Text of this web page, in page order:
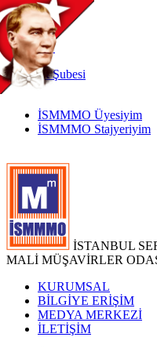
TR
|
EN
İnternetŞubesi
İSMMMO Üyesiyim
İSMMMO Stajyeriyim
İSTANBUL
MALİ MÜŞAVİRLER
KURUMSAL
BİLGİYE ERİŞİM
MEDYA MERKEZİ
İLETİŞİM